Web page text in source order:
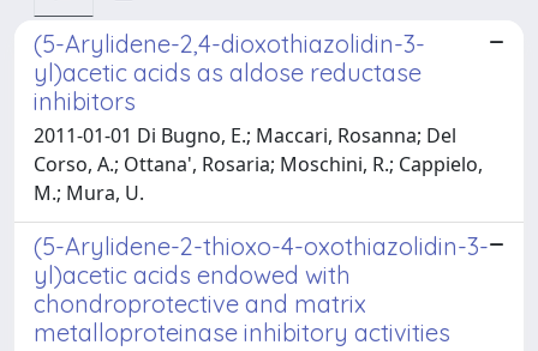
(5-Arylidene-2,4-dioxothiazolidin-3-
yl)acetic acids as aldose reductase
inhibitors
2011-01-01 Di Bugno, E.; Maccari, Rosanna; Del
Corso, A.; Ottana', Rosaria; Moschini, R.; Cappielo,
M.; Mura, U.
(5-Arylidene-2-thioxo-4-oxothiazolidin-3-
yl)acetic acids endowed with
chondroprotective and matrix
metalloproteinase inhibitory activities